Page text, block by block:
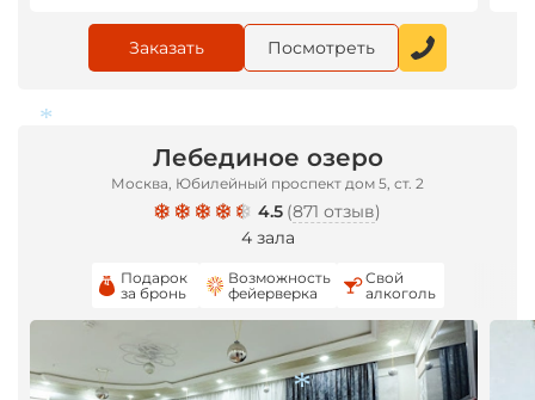
Заказать Посмотреть
Лебединое озеро
Москва, Юбилейный проспект дом 5, ст. 2
4.5 (871 отзыв)
4 зала
Подарок
за бронь
Возможность
фейерверка
Свой
алкоголь